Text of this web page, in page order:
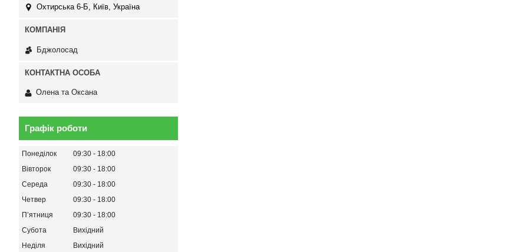
Охтирська 6-Б, Київ, Україна
Бджолосад
Олена та Оксана
Графік роботи
Понеділок 09:30
18:00
Вівторок
09:30
18:00
Середа
09:30
18:00
Четвер
09:30
18:00
Пʼятниця
09:30
18:00
Субота
Вихідний
Неділя
Вихідний